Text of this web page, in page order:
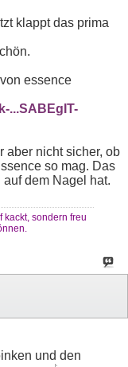
klappt das prima
essence
...SABEgIT-
aber nicht sicher, ob
so mag. Das
dem Nagel hat.
kackt, sondern freu
und den